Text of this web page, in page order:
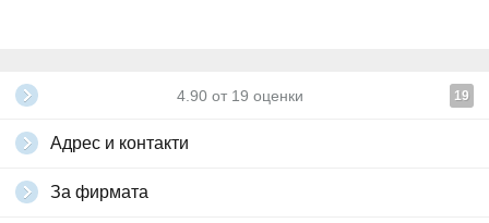
4.90 от 19 оценки 19
Адрес и контакти
За фирмата